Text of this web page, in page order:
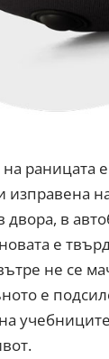
раницата
изправена
двора, в
е
не се
е